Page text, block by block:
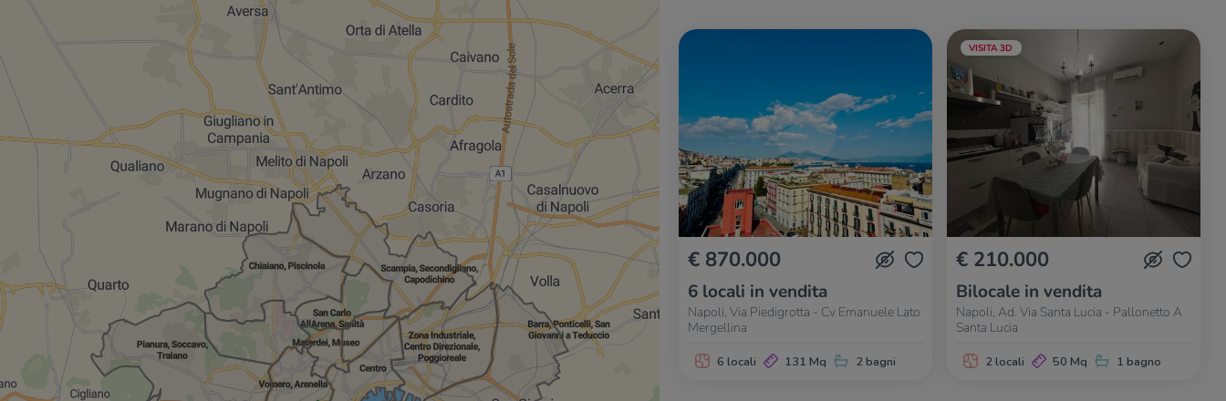
€ 870.000
6 locali in vendita
Napoli, Via Piedigrotta - Cv Emanuele Lato
Mergellina
6 locali 131 Mq 2 bagni
VISITA 3D
€ 210.000
Bilocale in vendita
Napoli, Ad. Via Santa Lucia - Pallonetto A
Santa Lucia
2 locali 50 Mq 1 bagno